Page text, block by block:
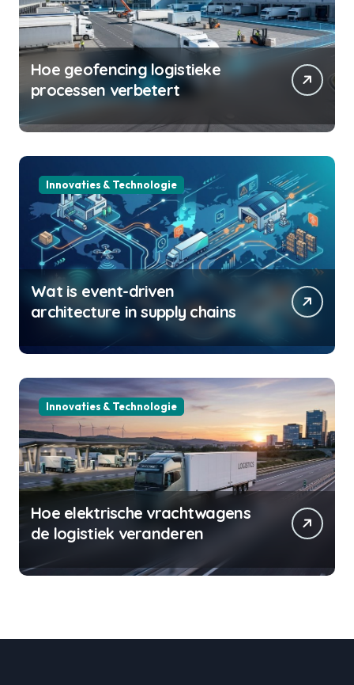
Hoe geofencing logistieke
processen verbetert
Innovaties & Technologie
Wat is event-driven
architecture in supply chains
Innovaties & Technologie
Hoe elektrische vrachtwagens
de logistiek veranderen